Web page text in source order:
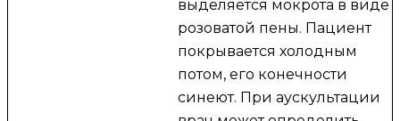
выделяется мокрота в виде
розоватой пены. Пациент
покрывается холодным
потом, его конечности
синеют. При аускультации